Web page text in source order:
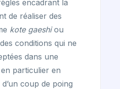
encadrant la
de réaliser des
kote gaeshiou
conditions qui ne
dans une
particulier en
coup de poing